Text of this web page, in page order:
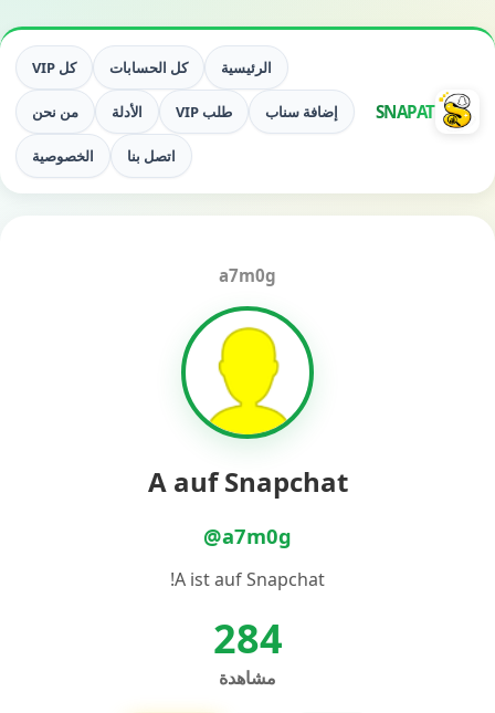
SNAPAT
الرئيسية كل الحسابات كل VIP
إضافة سناب طلب VIP الأدلة من نحن
اتصل بنا الخصوصية
a7m0g
A auf Snapchat
@a7m0g
A ist auf Snapchat!
284
مشاهدة